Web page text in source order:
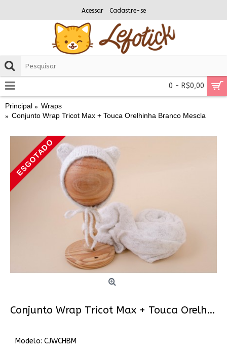
Acessar Cadastre-se
0 - R$0,00
Principal
Wraps
Conjunto Wrap Tricot Max + Touca Orelhinha Branco Mescla
ESGOTADO
Conjunto Wrap Tricot Max + Touca Orelhinha Branco Mescla
Modelo: CJWCHBM